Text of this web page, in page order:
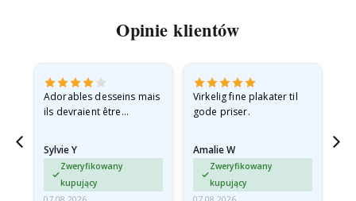
Opinie klientów
Adorables desseins mais
ils devraient être
sont arrivés roulés et un…
Sylvie Y
Zweryfikowany
kupujący
Virkelig fine plakater til
gode priser.
Amalie W
Zweryfikowany
kupujący